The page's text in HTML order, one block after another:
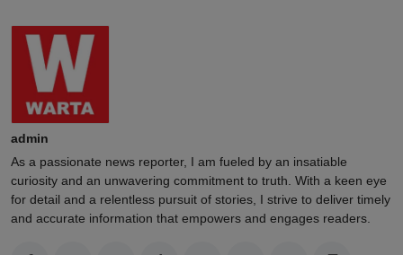
admin
As a passionate news reporter, I am fueled by an insatiable
curiosity and an unwavering commitment to truth. With a keen eye
for detail and a relentless pursuit of stories, I strive to deliver timely
and accurate information that empowers and engages readers.